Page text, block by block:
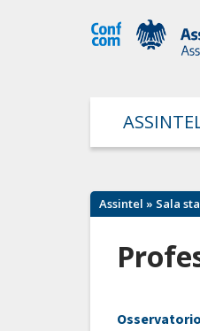
Assintel » Sala